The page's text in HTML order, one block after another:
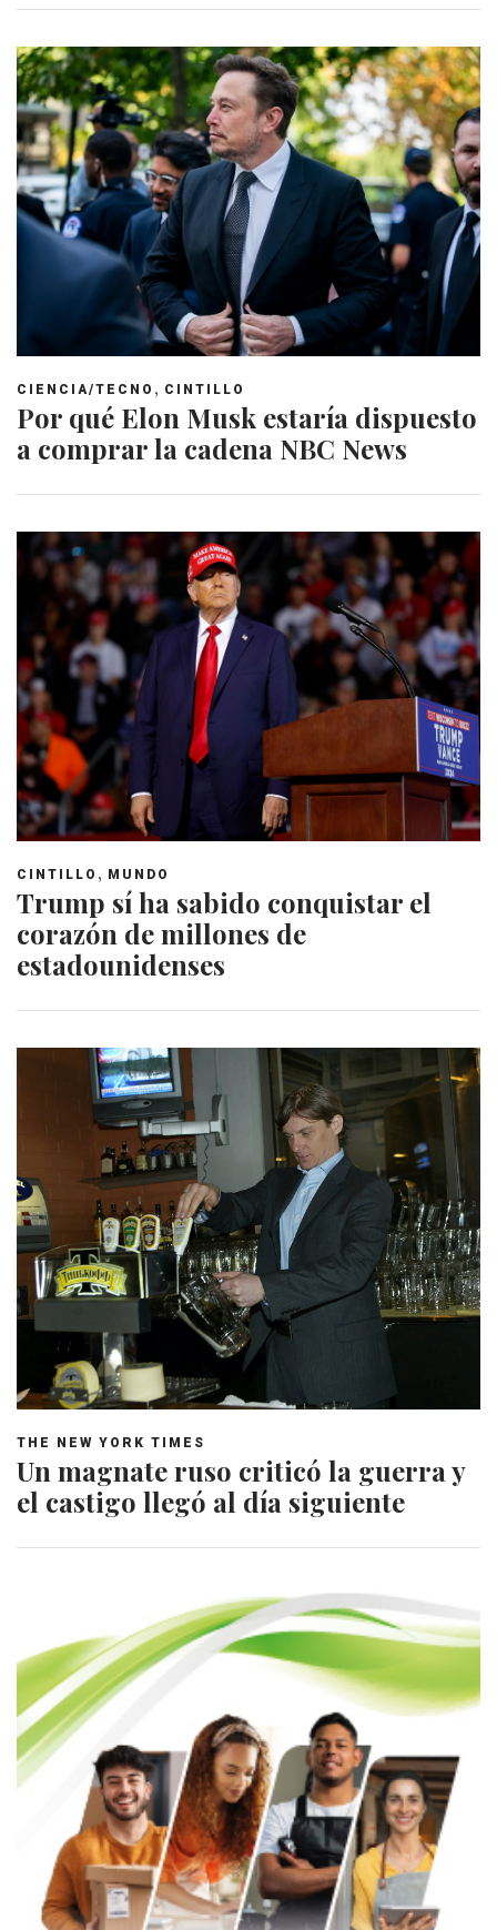
CIENCIA/TECNO , CINTILLO
Por qué Elon Musk estaría dispuesto
a comprar la cadena NBC News
CINTILLO , MUNDO
Trump sí ha sabido conquistar el
corazón de millones de
estadounidenses
THE NEW YORK TIMES
Un magnate ruso criticó la guerra y
el castigo llegó al día siguiente